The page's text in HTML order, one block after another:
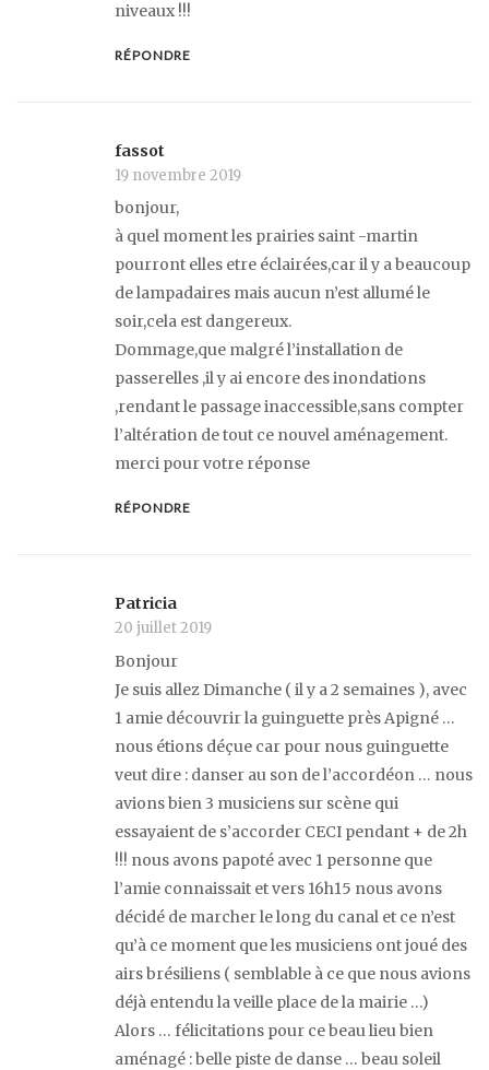
niveaux !!!
RÉPONDRE
fassot
19 novembre 2019
bonjour,
à quel moment les prairies saint -martin
pourront elles etre éclairées,car il y a beaucoup
de lampadaires mais aucun n’est allumé le
soir,cela est dangereux.
Dommage,que malgré l’installation de
passerelles ,il y ai encore des inondations
,rendant le passage inaccessible,sans compter
l’altération de tout ce nouvel aménagement.
merci pour votre réponse
RÉPONDRE
Patricia
20 juillet 2019
Bonjour
Je suis allez Dimanche ( il y a 2 semaines ), avec
1 amie découvrir la guinguette près Apigné …
nous étions déçue car pour nous guinguette
veut dire : danser au son de l’accordéon … nous
avions bien 3 musiciens sur scène qui
essayaient de s’accorder CECI pendant + de 2h
!!! nous avons papoté avec 1 personne que
l’amie connaissait et vers 16h15 nous avons
décidé de marcher le long du canal et ce n’est
qu’à ce moment que les musiciens ont joué des
airs brésiliens ( semblable à ce que nous avions
déjà entendu la veille place de la mairie …)
Alors … félicitations pour ce beau lieu bien
aménagé : belle piste de danse … beau soleil